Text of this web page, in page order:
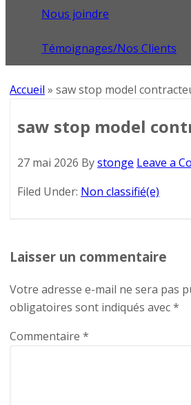
Nous joindre
Témoignages/Nos Clients
Accueil » saw stop model
saw stop model
27 mai 2026 Bystonge Leave a
Filed Under: Non classifié(e)
Laisser un commentaire
Votre adresse e-mail ne sera pas
obligatoires sont indiqués avec*
Commentaire *